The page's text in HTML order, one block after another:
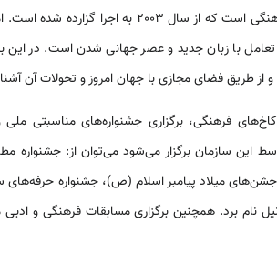
تعامل با زبان جدید و عصر جهانی شدن است. در این
و از طریق فضای مجازی با جهان امروز و تحولات آن
فرهنگی، برگزاری جشنواره­‌های مناسبتی
این سازمان برگزار می‌­شود می‌­توان از: جشنواره
میلاد پیامبر اسلام (ص)، جشنواره
نام برد. همچنین برگزاری مسابقات فرهنگی و